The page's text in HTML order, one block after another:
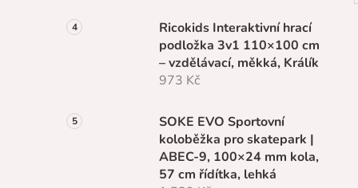
Ricokids Interaktivní hrací
podložka 3v1 110×100 cm
– vzdělávací, měkká, Králík
973 Kč
SOKE EVO Sportovní
koloběžka pro skatepark |
ABEC-9, 100×24 mm kola,
57 cm řídítka, lehká